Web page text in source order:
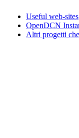
Useful web-sites
OpenDCN
Altri progetti